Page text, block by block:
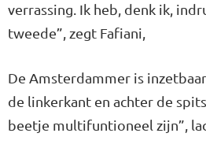
verrassing. Ik heb, denk ik,
tweede”, zegt Fafiani,
De Amsterdammer is
de linkerkant en achter de
beetje multifuntioneel zijn”,